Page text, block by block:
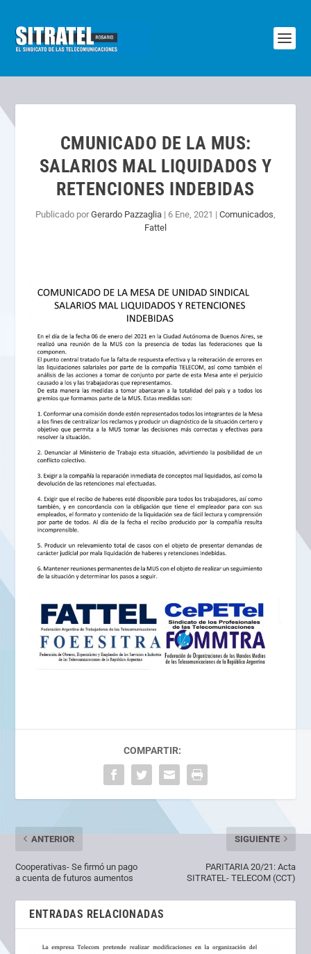
CMUNICADO DE LA MUS:
SALARIOS MAL LIQUIDADOS Y
RETENCIONES INDEBIDAS
Publicado porGerardo Pazzaglia | 6 Ene, 2021 | Comunicados,
Fattel
COMPARTIR:
ANTERIOR
Cooperativas- Se firmó un pago
a cuenta de futuros aumentos
SIGUIENTE
PARITARIA 20/21: Acta
SITRATEL- TELECOM (CCT)
ENTRADAS RELACIONADAS